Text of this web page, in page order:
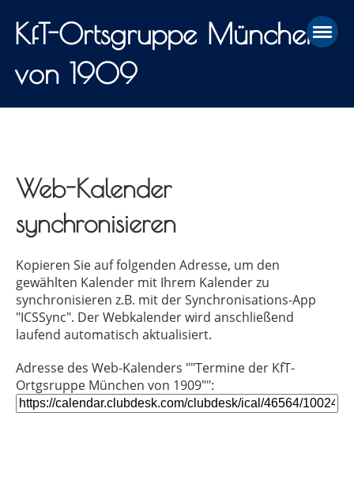
KfT-Ortsgruppe München
von 1909
Web-Kalender
synchronisieren
Kopieren Sie auf folgenden Adresse, um den
gewählten Kalender mit Ihrem Kalender zu
synchronisieren z.B. mit der Synchronisations-App
"ICSSync". Der Webkalender wird anschließend
laufend automatisch aktualisiert.
Adresse des Web-Kalenders ""Termine der KfT-
Ortgsruppe München von 1909"":